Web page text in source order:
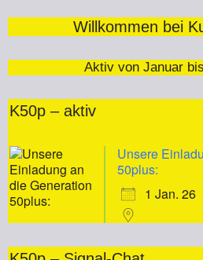
Willkommen bei
Aktiv von Januar
K50p – aktiv
Unsere
50plus:
1 Jan. 26